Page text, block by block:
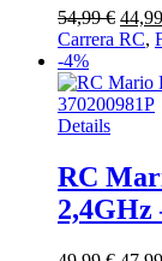
54,99€
Preis
44,99
Carrera RC,
-4%
Details
RC
2,4GHz